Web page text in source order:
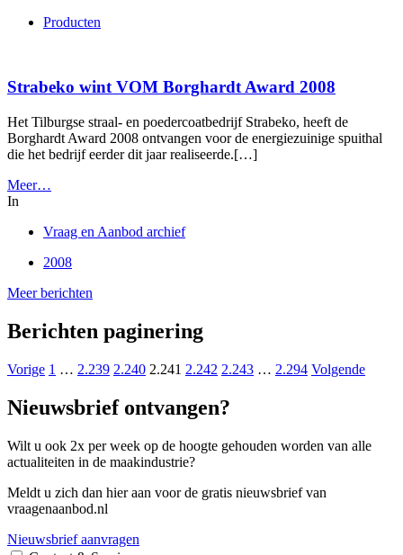
Producten
Strabeko wint VOM Borghardt Award 2008
Het Tilburgse straal- en poedercoatbedrijf Strabeko, heeft de
Borghardt Award 2008 ontvangen voor de energiezuinige spuithal
die het bedrijf eerder dit jaar realiseerde.[…]
Meer…
In
Vraag en Aanbod archief
2008
Meer berichten
Berichten paginering
Vorige 1 … 2.239 2.240 2.241 2.242 2.243 … 2.294 Volgende
Nieuwsbrief ontvangen?
Wilt u ook 2x per week op de hoogte gehouden worden van alle
actualiteiten in de maakindustrie?
Meldt u zich dan hier aan voor de gratis nieuwsbrief van
vraagenaanbod.nl
Nieuwsbrief aanvragen